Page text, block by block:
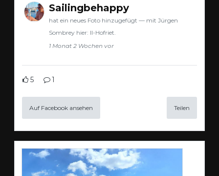
Sailingbehappy
hat ein neues Foto hinzugefügt — mit Jürgen
Sombrey hier: Il-Hofriet.
1 Monat 2 Wochen vor
5 1
Auf Facebook ansehen Teilen